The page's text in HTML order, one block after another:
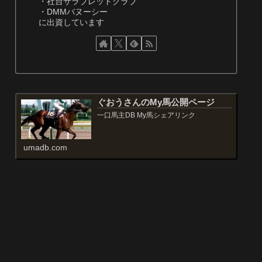
・DMMバヌーシー
に出資しています
ぐおうさんのMy馬公開ページ
一口馬主DB My馬シェアリンク
umadb.com